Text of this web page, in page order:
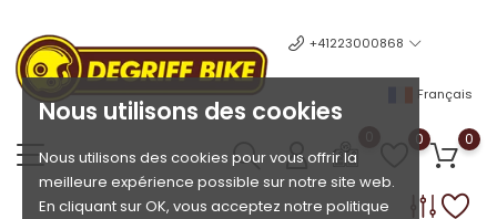
Nous utilisons des cookies
Nous utilisons des cookies pour vous offrir la
meilleure expérience possible sur notre site web.
En cliquant sur OK, vous acceptez notre politique
+41223000868
Français
0 0